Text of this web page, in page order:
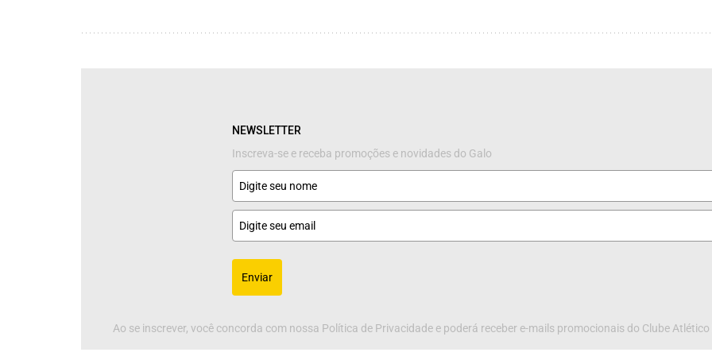
NEWSLETTER
Inscreva-se e receba promoções e novidades do Galo
Enviar
Ao se inscrever, você concorda com nossa Política de Privacidade e poderá receber e-mails promocionais do Clube Atlético